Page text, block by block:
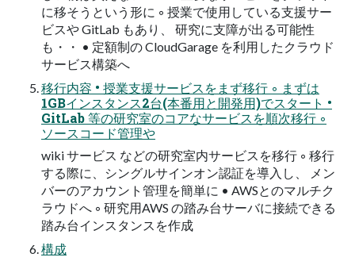
に移そうという形に ◦ 授業で使用している支援サー
ビスや GitLab もあり、 研究に支障が出る可能性
も・・ • 定額制の CloudGarage を利用したクラウド
サービス構築へ
移行内容 • 授業支援サービスをまず移行 ◦ まずは
1GBインスタンス2台(本番用と開発用)でスタート •
GitLab 等の研究室のコアなサービスを順次移行 ◦
ソースコード管理や
wiki サービス などの研究室内サービスを移行 ◦ 移行
する際に、シングルサインオン認証を導入し、 メン
バーのアカウント管理を簡単に • AWSとのマルチク
ラウドへ ◦ 研究用AWS の踏み台サーバに接続できる
踏み台インスタンスを作成
構成